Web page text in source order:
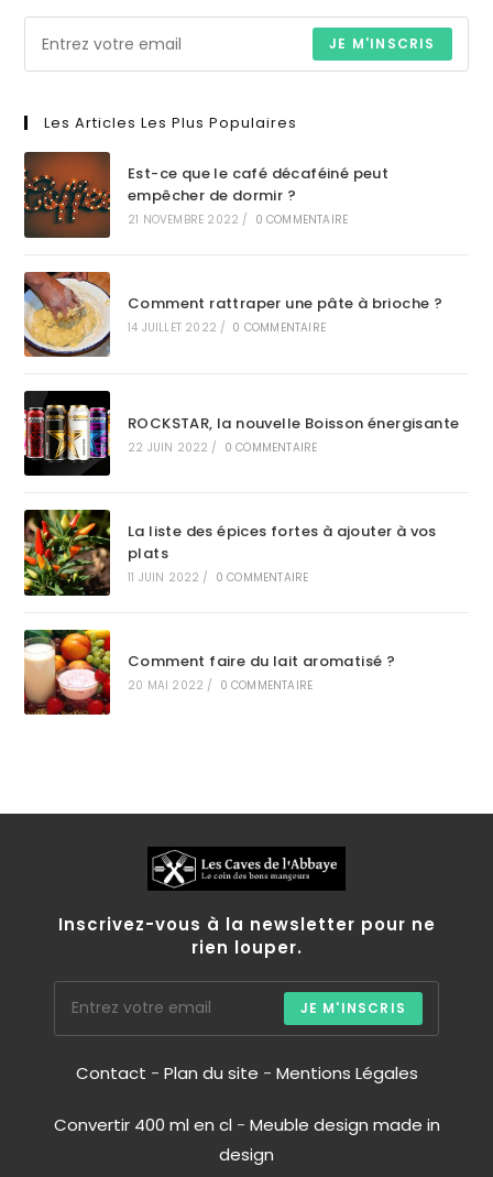
JE M'INSCRIS
Les Articles Les Plus Populaires
Est-ce que le café décaféiné peut
empêcher de dormir ?
21 NOVEMBRE 2022 / 0 COMMENTAIRE
Comment rattraper une pâte à brioche ?
14 JUILLET 2022 / 0 COMMENTAIRE
ROCKSTAR, la nouvelle Boisson énergisante
22 JUIN 2022 / 0 COMMENTAIRE
La liste des épices fortes à ajouter à vos
plats
11 JUIN 2022 / 0 COMMENTAIRE
Comment faire du lait aromatisé ?
20 MAI 2022 / 0 COMMENTAIRE
Inscrivez-vous à la newsletter pour ne
rien louper.
JE M'INSCRIS
Contact - Plan du site - Mentions Légales
Convertir 400 ml en cl - Meuble design made in
design